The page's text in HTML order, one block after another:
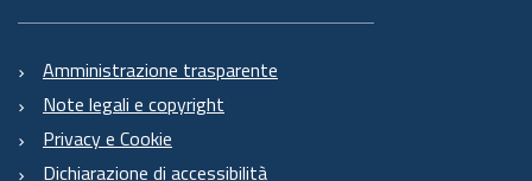
Amministrazione trasparente
Note legali e copyright
Privacy e Cookie
Dichiarazione di accessibilità